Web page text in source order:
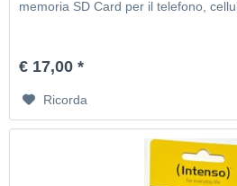
memoria SD Card per il telefono,
€ 17,00 *
Ricorda